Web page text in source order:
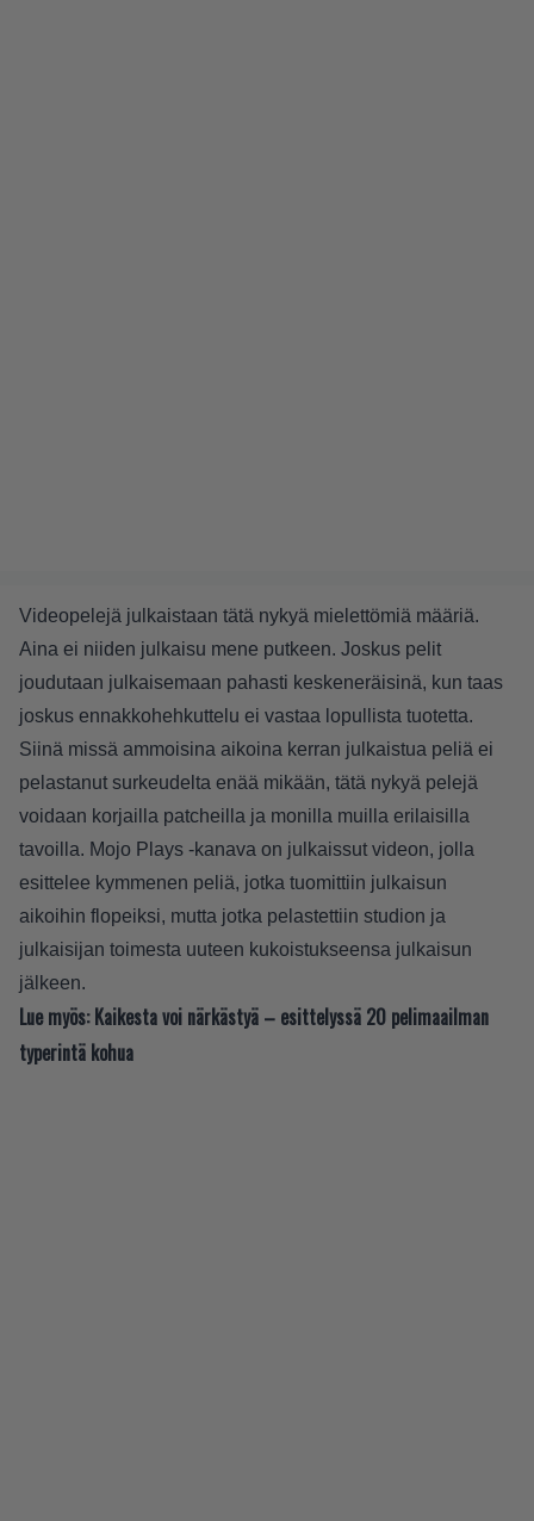
Videopelejä julkaistaan tätä nykyä mielettömiä määriä.
Aina ei niiden julkaisu mene putkeen. Joskus pelit
joudutaan julkaisemaan pahasti keskeneräisinä, kun taas
joskus ennakkohehkuttelu ei vastaa lopullista tuotetta.
Siinä missä ammoisina aikoina kerran julkaistua peliä ei
pelastanut surkeudelta enää mikään, tätä nykyä pelejä
voidaan korjailla patcheilla ja monilla muilla erilaisilla
tavoilla. Mojo Plays -kanava on julkaissut videon, jolla
esittelee kymmenen peliä, jotka tuomittiin julkaisun
aikoihin flopeiksi, mutta jotka pelastettiin studion ja
julkaisijan toimesta uuteen kukoistukseensa julkaisun
jälkeen.
Lue myös: Kaikesta voi närkästyä – esittelyssä 20 pelimaailman
typerintä kohua